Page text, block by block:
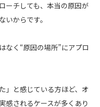
ーチしても、本当の原因が
からです。
なく“原因の場所”にアプロ
」と感じている方ほど、オ
感されるケースが多くあり